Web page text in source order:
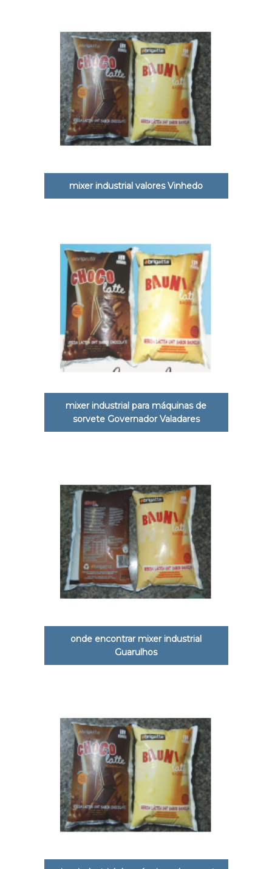
mixer industrial valores Vinhedo
mixer industrial para máquinas de
sorvete Governador Valadares
onde encontrar mixer industrial
Guarulhos